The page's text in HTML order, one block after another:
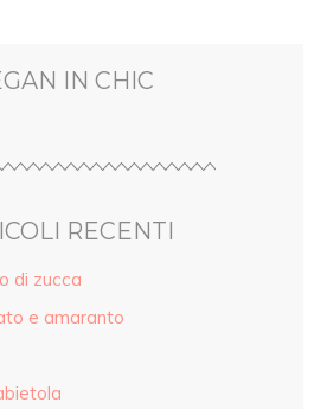
IN CHIC
RECENTI
di zucca
e amaranto